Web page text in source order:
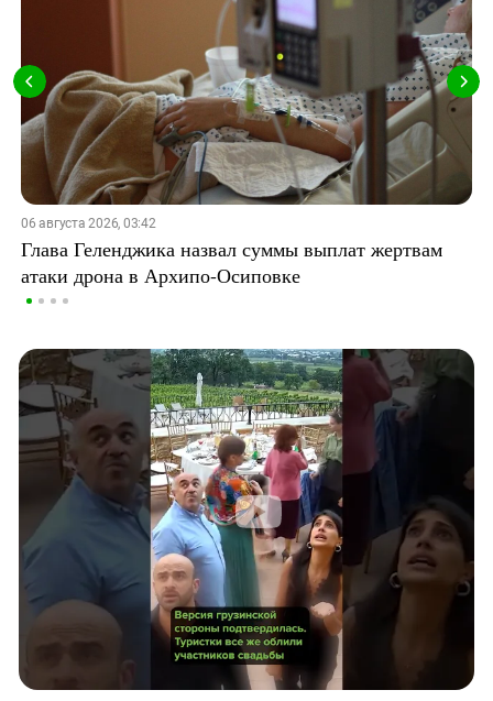
06 августа 2026, 03:42
Глава Геленджика назвал суммы выплат жертвам
атаки дрона в Архипо-Осиповке